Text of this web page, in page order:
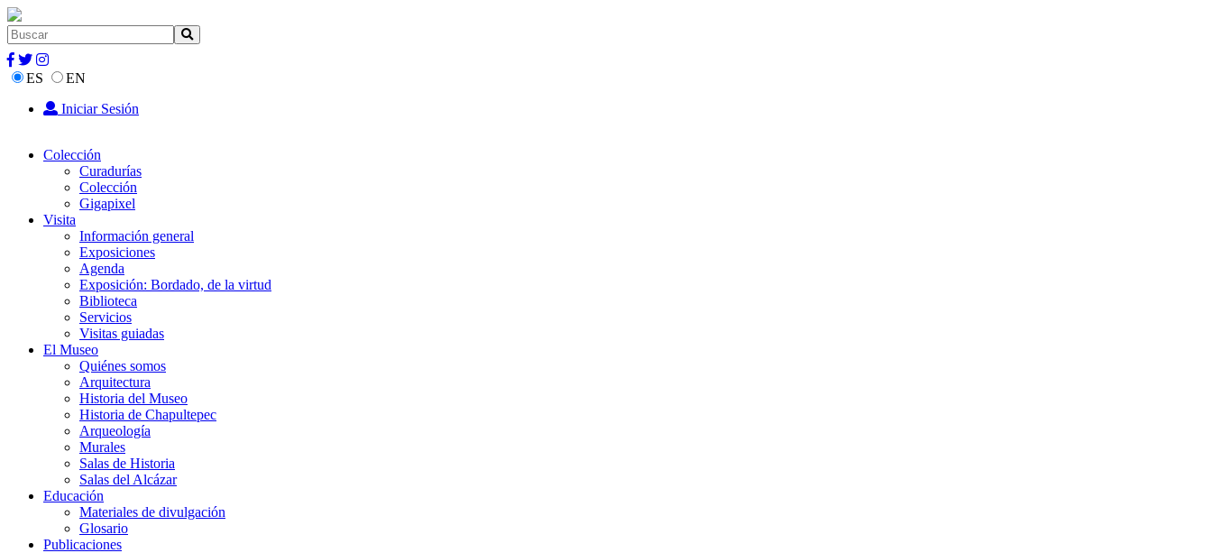
ES
EN
Iniciar Sesión
Colección
Curadurías
Colección
Gigapixel
Visita
Información general
Exposiciones
Agenda
Exposición: Bordado, de la virtud
Biblioteca
Servicios
Visitas guiadas
El Museo
Quiénes somos
Arquitectura
Historia del Museo
Historia de Chapultepec
Arqueología
Murales
Salas de Historia
Salas del Alcázar
Educación
Materiales de divulgación
Glosario
Publicaciones